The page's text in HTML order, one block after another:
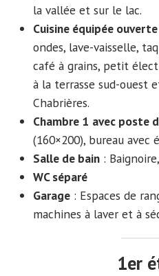
la vallée et sur le lac.
Cuisine équipée ouverte
ondes, lave-vaisselle,
café à grains, petit
à la terrasse sud-ouest
Chabrières.
Chambre 1 avec poste
(160×200), bureau avec
Salle de bain :
WC séparé
Garage : Espaces de
machines à laver et à
1er